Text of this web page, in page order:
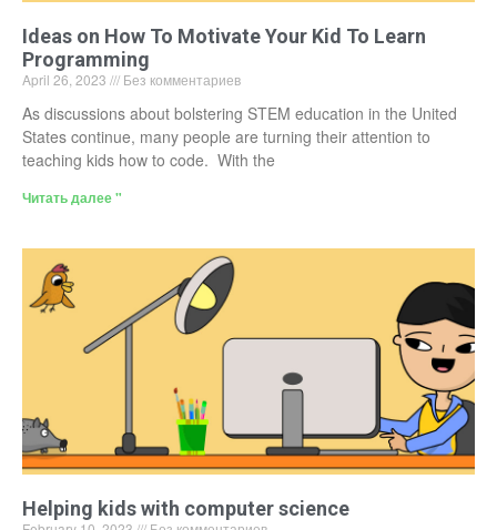
Ideas on How To Motivate Your Kid To Learn
Programming
April 26, 2023 Без комментариев
As discussions about bolstering STEM education in the United
States continue, many people are turning their attention to
teaching kids how to code. With the
Читать далее "
Helping kids with computer science